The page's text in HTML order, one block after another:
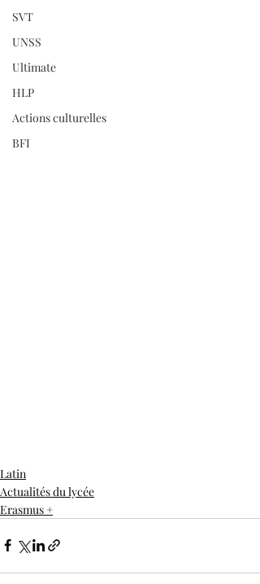
SVT
UNSS
Ultimate
HLP
Actions culturelles
BFI
Latin
Actualités du lycée
Erasmus +